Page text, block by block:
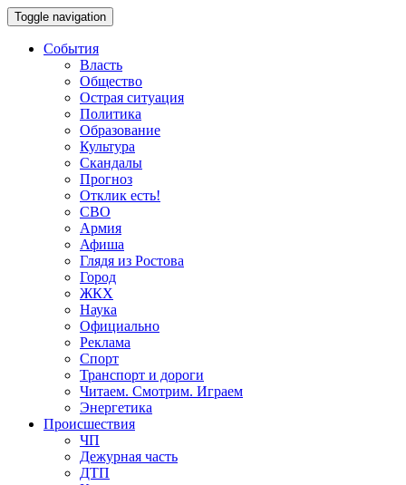
Toggle navigation
События
Власть
Общество
Острая ситуация
Политика
Образование
Культура
Скандалы
Прогноз
Отклик есть!
СВО
Армия
Афиша
Глядя из Ростова
Город
ЖКХ
Наука
Официально
Реклама
Спорт
Транспорт и дороги
Читаем. Смотрим. Играем
Энергетика
Происшествия
ЧП
Дежурная часть
ДТП